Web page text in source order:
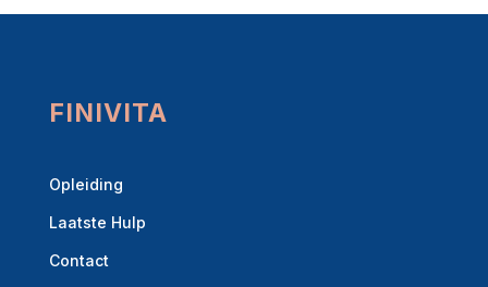
:
FINIVITA
Opleiding
Laatste Hulp
Contact